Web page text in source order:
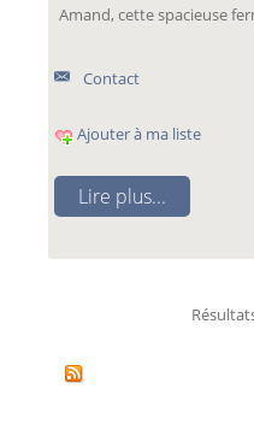
Amand, cette spacieuse
Contact
Ajouter à ma liste
Lire plus...